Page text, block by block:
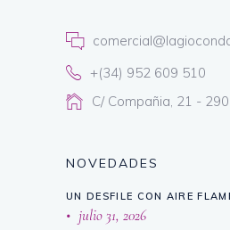
+(34) 952 609 510
C/ Compañia, 21 -
NOVEDADES
UN DESFILE CON AIRE
julio 31, 2026